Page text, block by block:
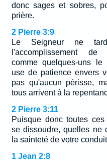
donc sages et sobres,
prière.
2 Pierre 3:9
Le Seigneur ne
l'accomplissement
comme quelques-uns le
use de patience envers
pas qu'aucun périsse,
tous arrivent à la
2 Pierre 3:11
Puisque donc toutes
se dissoudre, quelles ne
la sainteté de votre
1 Jean 2:8